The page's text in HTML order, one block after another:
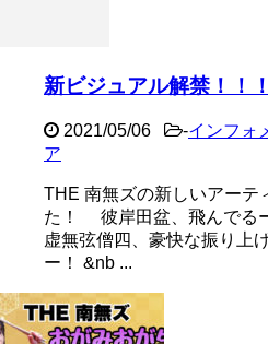
新ビジュアル解禁！！！
2021/05/06 -インフォ
ア
THE 南無ズの新しいアーテ
た！ 彼岸田盆、飛んでる
虚無弦僧四、豪快な振り上
ー！ &nb ...